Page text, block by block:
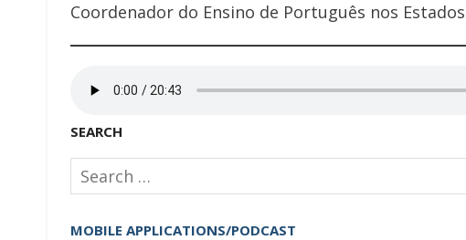
Coordenador do Ensino de Português nos
SEARCH
Search
for:
MOBILE APPLICATIONS/PODCAST